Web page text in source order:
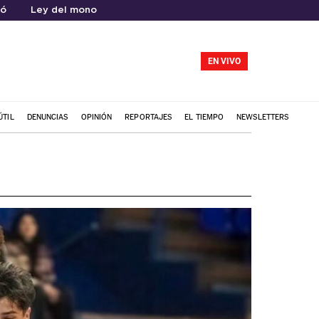
Ley del mono
EN VIVO
DENUNCIAS OPINIÓN REPORTAJES EL TIEMPO NEWSLETTERS